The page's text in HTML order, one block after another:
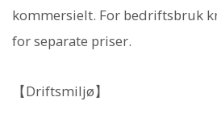
kommersielt. For bedriftsbruk
for separate priser.
【Driftsmiljø】